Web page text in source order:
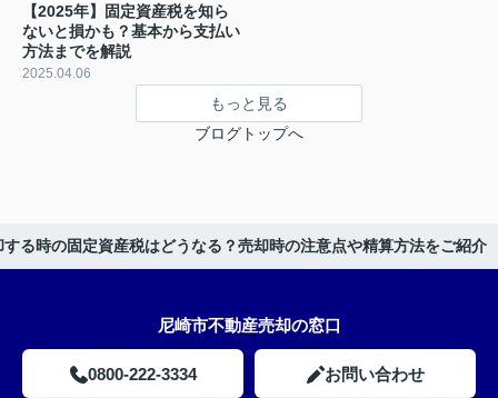
【2025年】固定資産税を知ら
ないと損かも？基本から支払い
方法までを解説
2025.04.06
もっと見る
ブログトップへ
る時の固定資産税はどうなる？売却時の注意点や精算方法をご紹介
尼崎市不動産売却の窓口
0800-222-3334 お問い合わせ